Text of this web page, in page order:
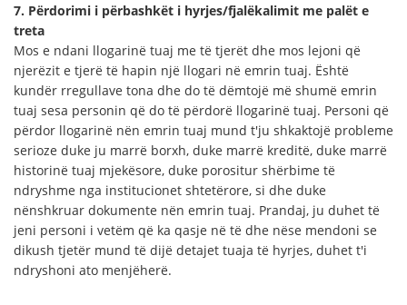
7. Përdorimi i përbashkët i hyrjes/fjalëkalimit me palët e
treta
Mos e ndani llogarinë tuaj me të tjerët dhe mos lejoni që
njerëzit e tjerë të hapin një llogari në emrin tuaj. Është
kundër rregullave tona dhe do të dëmtojë më shumë emrin
tuaj sesa personin që do të përdorë llogarinë tuaj. Personi që
përdor llogarinë nën emrin tuaj mund t'ju shkaktojë probleme
serioze duke ju marrë borxh, duke marrë kreditë, duke marrë
historinë tuaj mjekësore, duke porositur shërbime të
ndryshme nga institucionet shtetërore, si dhe duke
nënshkruar dokumente nën emrin tuaj. Prandaj, ju duhet të
jeni personi i vetëm që ka qasje në të dhe nëse mendoni se
dikush tjetër mund të dijë detajet tuaja të hyrjes, duhet t'i
ndryshoni ato menjëherë.